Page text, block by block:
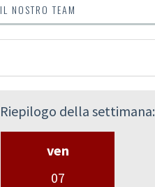
IL NOSTRO TEAM
Riepilogo della settimana:
ven
07